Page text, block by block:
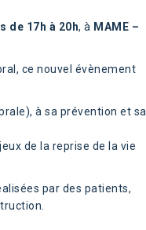
de 17h à 20h, à MAME –
ce nouvel évènement
à sa prévention et sa
de la reprise de la vie
par des patients,